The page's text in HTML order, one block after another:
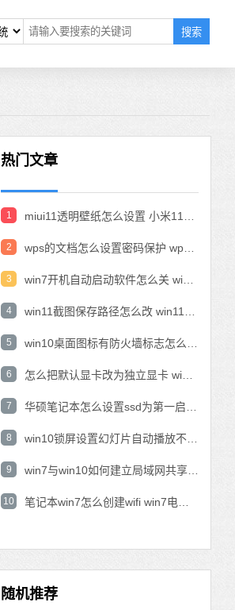
搜索
热门文章
1
2
3
4
5
6
7
8
9
10
随机推荐